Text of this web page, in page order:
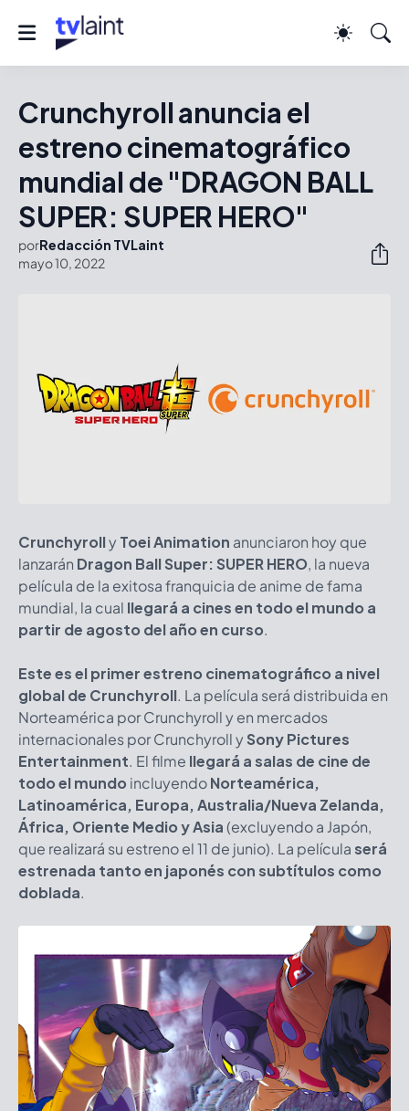
Crunchyroll anuncia el
estreno cinematográfico
mundial de "DRAGON BALL
SUPER: SUPER HERO"
porRedacción TVLaint
mayo 10, 2022
CrunchyrollyToei Animation anunciaron hoy que
lanzarán Dragon Ball Super: SUPER HERO, la nueva
película de la exitosa franquicia de anime de fama
mundial, la cual llegará a cines en todo el mundo a
partir de agosto del año en curso.
Este es el primer estreno cinematográfico a nivel
global de Crunchyroll. La película será distribuida en
Norteamérica por Crunchyroll y en mercados
internacionales por Crunchyroll ySony Pictures
Entertainment. El filme llegará a salas de cine de
todo el mundo incluyendoNorteamérica,
Latinoamérica, Europa, Australia/Nueva Zelanda,
África, Oriente Medio y Asia(excluyendo a Japón,
que realizará su estreno el 11 de junio). La películaserá
estrenada tanto en japonés con subtítulos como
doblada.